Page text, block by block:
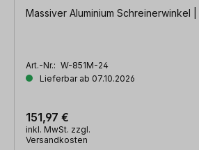
Massiver Aluminium Schreinerwinkel
Art.-Nr.: W-851M-24
Lieferbar ab 07.10.2026
151,97 €
inkl. MwSt. zzgl.
Versandkosten